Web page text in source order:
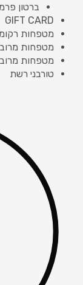
ברטון
GIFT CARD
מטפחות
מטפחות
מטפחות
טורבני רשת